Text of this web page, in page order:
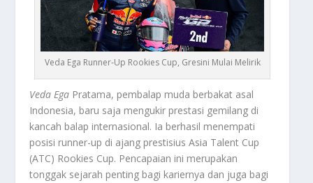
Veda Ega Runner‑Up Rookies Cup, Gresini Mulai Melirik
Veda Ega Pratama, pembalap muda berbakat asal
Indonesia, baru saja mengukir prestasi gemilang di
kancah balap internasional. Ia berhasil menempati
posisi runner-up di ajang prestisius Asia Talent Cup
(ATC) Rookies Cup. Pencapaian ini merupakan
tonggak sejarah penting bagi kariernya dan juga bagi